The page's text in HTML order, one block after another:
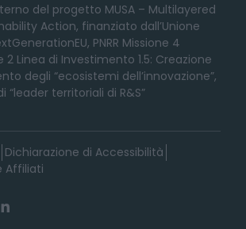
del progetto MUSA – Multilayered
Action, finanziato dall’Unione
PNRR Missione 4
Linea di Investimento 1.5: Creazione
degli “ecosistemi dell’innovazione”,
“leader territoriali di R&S”
Dichiarazione di Accessibilità
Affiliati